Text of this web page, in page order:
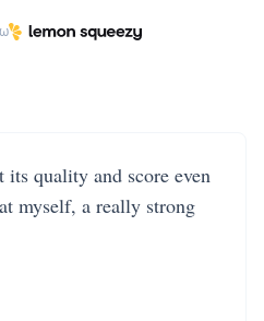
its quality and score even
myself, a really strong